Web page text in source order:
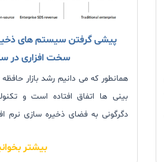
پیشی گرفتن سیستم های
سخت افزاری در سال
همانطور که می دانیم رشد بازار
بینی ها اتفاق افتاده است و
راهکارهای آرایه ذخیره سازی
بیشتر